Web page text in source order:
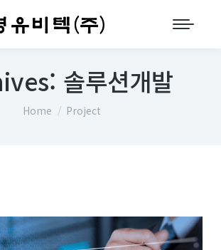
솔루션개발
You are here:
Home Project